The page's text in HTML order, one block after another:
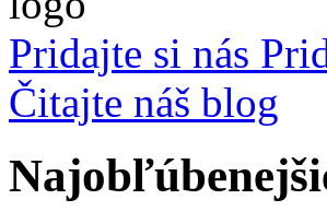
Pridajte si nás
Čitajte náš blog